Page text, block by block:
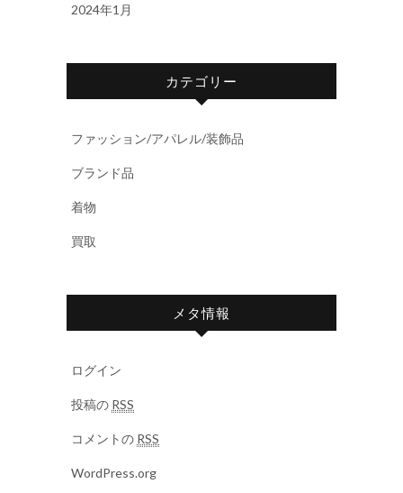
2024年1月
カテゴリー
ファッション/アパレル/装飾品
ブランド品
着物
買取
メタ情報
ログイン
投稿の RSS
コメントの RSS
WordPress.org